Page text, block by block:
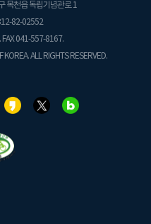
목천읍 독립기념관로 1
82-02552
041-557-8167.
ALL RIGHTS RESERVED.